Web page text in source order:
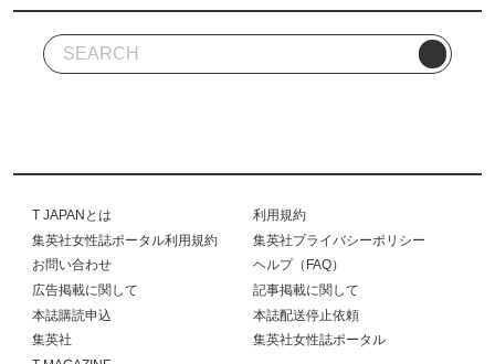
T JAPANとは
利用規約
集英社女性誌ポータル利用規約
集英社プライバシーポリシー
お問い合わせ
ヘルプ（FAQ）
広告掲載に関して
記事掲載に関して
本誌購読申込
本誌配送停止依頼
集英社
集英社女性誌ポータル